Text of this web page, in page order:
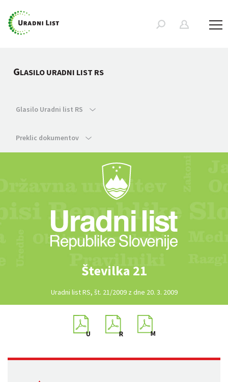
GLASILO URADNI LIST RS
Glasilo Uradni list RS
Preklic dokumentov
Številka 21
Uradni list RS, št. 21/2009 z dne 20. 3. 2009